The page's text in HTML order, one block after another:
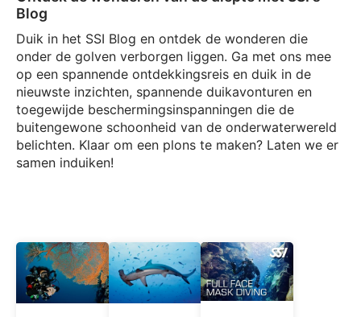
Blog
Duik in het SSI Blog en ontdek de wonderen die
onder de golven verborgen liggen. Ga met ons mee
op een spannende ontdekkingsreis en duik in de
nieuwste inzichten, spannende duikavonturen en
toegewijde beschermingsinspanningen die de
buitengewone schoonheid van de onderwaterwereld
belichten. Klaar om een plons te maken? Laten we er
samen induiken!